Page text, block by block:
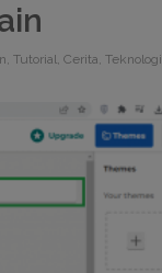
Tutorial, Cerita, Teknologi